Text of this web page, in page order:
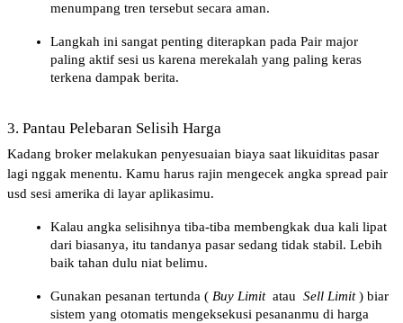
menumpang tren tersebut secara aman.
Langkah ini sangat penting diterapkan pada Pair major
paling aktif sesi us karena merekalah yang paling keras
terkena dampak berita.
3. Pantau Pelebaran Selisih Harga
Kadang broker melakukan penyesuaian biaya saat likuiditas pasar
lagi nggak menentu. Kamu harus rajin mengecek angka spread pair
usd sesi amerika di layar aplikasimu.
Kalau angka selisihnya tiba-tiba membengkak dua kali lipat
dari biasanya, itu tandanya pasar sedang tidak stabil. Lebih
baik tahan dulu niat belimu.
Gunakan pesanan tertunda ( Buy Limit atau Sell Limit ) biar
sistem yang otomatis mengeksekusi pesananmu di harga